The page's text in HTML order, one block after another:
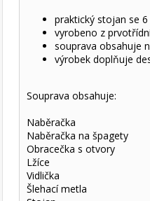
praktický stojan se
vyrobeno z
souprava obsahuje
výrobek doplňuje
Souprava obsahuje:
Naběračka
Naběračka na špagety
Obracečka s otvory
Lžíce
Vidlička
Šlehací metla